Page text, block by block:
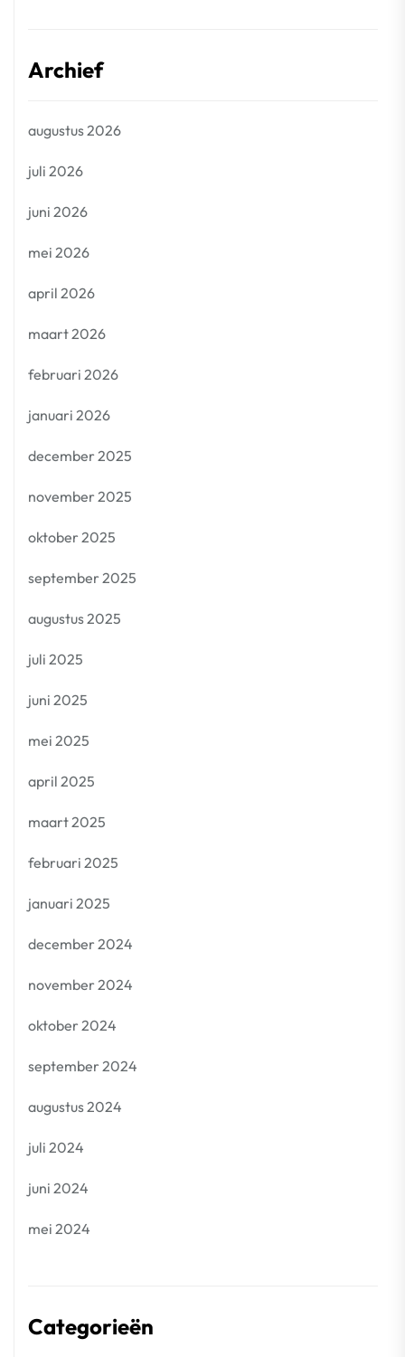
Archief
augustus 2026
juli 2026
juni 2026
mei 2026
april 2026
maart 2026
februari 2026
januari 2026
december 2025
november 2025
oktober 2025
september 2025
augustus 2025
juli 2025
juni 2025
mei 2025
april 2025
maart 2025
februari 2025
januari 2025
december 2024
november 2024
oktober 2024
september 2024
augustus 2024
juli 2024
juni 2024
mei 2024
Categorieën